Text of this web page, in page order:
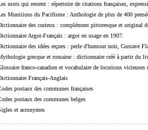
mots qui restent : répertoire de citations françaises,
Munitions du Pacifisme : Anthologie de plus de 400
des curieux : complément pittoresque et original
Argot-Français : argot en usage en 1907.
des idées reçues : perle d'humour noir, Gustave
grecque et romaine : dictionnaire créé à partir du
franco-canadien et vocabulaire de locutions vicieuses
Français-Anglais
postaux des communes françaises
postaux des communes belges
et acronymes